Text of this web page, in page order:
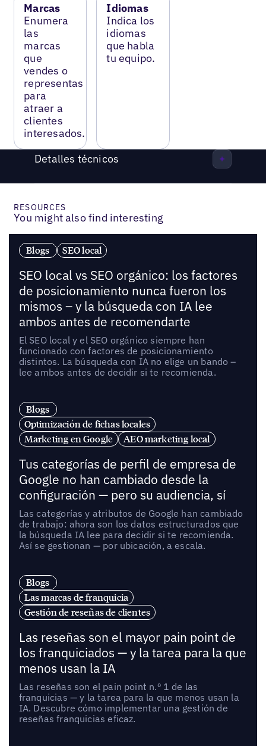
Marcas
Enumera
las
marcas
que
vendes o
representas
para
atraer a
clientes
interesados.
Idiomas
Indica los
idiomas
que habla
tu equipo.
Detalles técnicos
RESOURCES
You might also find interesting
Blogs SEO local
SEO local vs SEO orgánico: los factores
de posicionamiento nunca fueron los
mismos – y la búsqueda con IA lee
ambos antes de recomendarte
El SEO local y el SEO orgánico siempre han
funcionado con factores de posicionamiento
distintos. La búsqueda con IA no elige un bando –
lee ambos antes de decidir si te recomienda.
Blogs
Optimización de fichas locales
Marketing en Google
AEO marketing local
Tus categorías de perfil de empresa de
Google no han cambiado desde la
configuración — pero su audiencia, sí
Las categorías y atributos de Google han cambiado
de trabajo: ahora son los datos estructurados que
la búsqueda IA lee para decidir si te recomienda.
Así se gestionan — por ubicación, a escala.
Blogs
Las marcas de franquicia
Gestión de reseñas de clientes
Las reseñas son el mayor pain point de
los franquiciados — y la tarea para la que
menos usan la IA
Las reseñas son el pain point n.º 1 de las
franquicias — y la tarea para la que menos usan la
IA. Descubre cómo implementar una gestión de
reseñas franquicias eficaz.